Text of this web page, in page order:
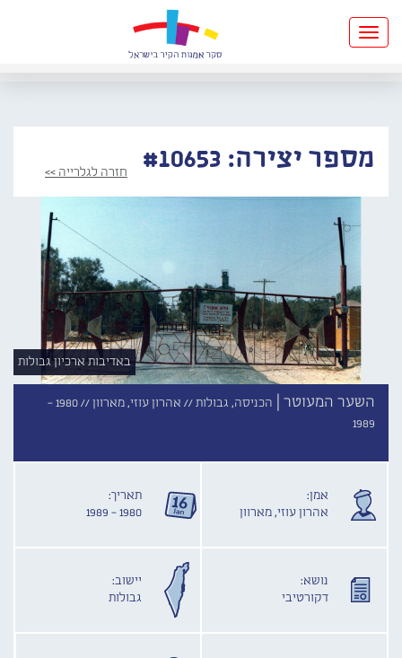
Toggle
navigation
מספר יצירה: #10653 חזרה לגלרייה >>
באדיבות ארכיון גבולות
השער המעוטר | הכניסה, גבולות // אהרון עוזי, מארוון //
1980 -
1989
אמן:
אהרון עוזי, מארוון
תאריך:
1980 - 1989
נושא:
דקורטיבי
יישוב:
גבולות